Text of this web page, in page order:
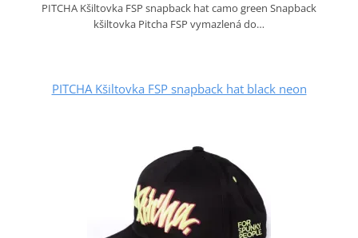
PITCHA Kšiltovka FSP snapback hat camo green Snapback
kšiltovka Pitcha FSP vymazlená do…
PITCHA Kšiltovka FSP snapback hat black neon